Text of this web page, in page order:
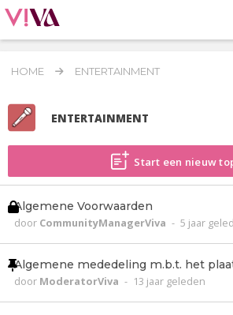
HOME ENTERTAINMENT
ENTERTAINMENT
Start een nieuw
Algemene Voorwaarden
door CommunityManagerViva - 5 jaar
Algemene mededeling m.b.t. het
door ModeratorViva - 13 jaar geleden